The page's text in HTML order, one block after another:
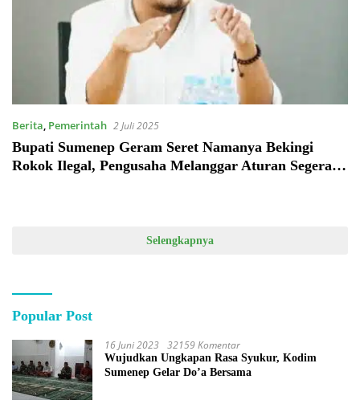
Berita, Pemerintah 2 Juli 2025
Bupati Sumenep Geram Seret Namanya Bekingi
Rokok Ilegal, Pengusaha Melanggar Aturan Segera
Selengkapnya
Popular Post
16 Juni 2023 32159 Komentar
Wujudkan Ungkapan Rasa Syukur, Kodim
Sumenep Gelar Do’a Bersama